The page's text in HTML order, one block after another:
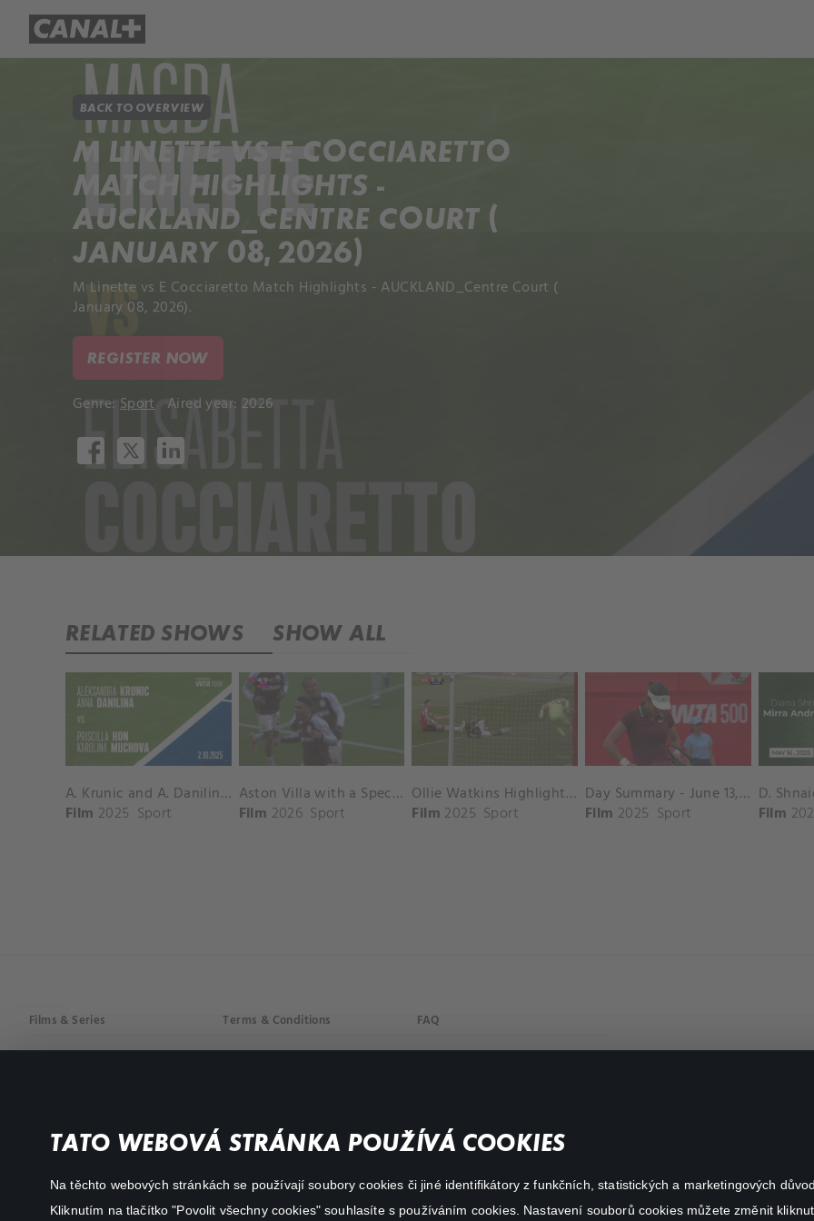
TATO WEBOVÁ STRÁNKA POUŽÍVÁ COOKIES
Na těchto webových stránkách se používají soubory cookies či jiné identifikátory z funkčních, statistických a marketingových
Kliknutím na tlačítko "Povolit všechny cookies" souhlasíte s používáním cookies. Nastavení souborů cookies můžete změnit
BACK TO OVERVIEW
M LINETTE VS E COCCIARETTO
MATCH HIGHLIGHTS -
AUCKLAND_CENTRE COURT (
JANUARY 08, 2026)
M Linette vs E Cocciaretto Match Highlights - AUCKLAND_Centre Court (
January 08, 2026).
REGISTER NOW
Genre: Sport Aired year: 2026
RELATED SHOWS SHOW ALL
A. Krunic and A. Danilina vs. P. Hon and K. Muchova Match Highlights - BEIJING_Capital Group Diamond ( October 02, 2025)
Film 2025 Sport
Aston Villa with a Spectacular Goal vs. Nottingham Forest
Film 2026 Sport
Ollie Watkins Highlights vs. Southampton
Film 2025 Sport
Day Summary - June 13, 2025
Film 2025 Sport
Film
Films & Series
Action
Terms & Conditions FAQ